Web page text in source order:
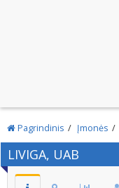
Pagrindinis Įmonės
LIVIGA, UAB